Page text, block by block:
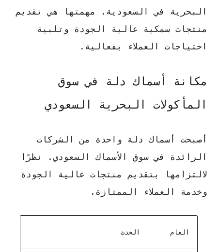
البحرية في السعودية. مهمتها هي تقديم
منتجات سمكية عالية الجودة وتلبية
احتياجات العملاء بفعالية.
مكانة أسماك دلة في سوق
المأكولات البحرية السعودي
أصبحت أسماك دلة واحدة من الشركات
الرائدة في سوق الأسماك السعودي. نظرًا
لالتزامها بتقديم منتجات عالية الجودة
وخدمة العملاء الممتازة.
العام الحدث